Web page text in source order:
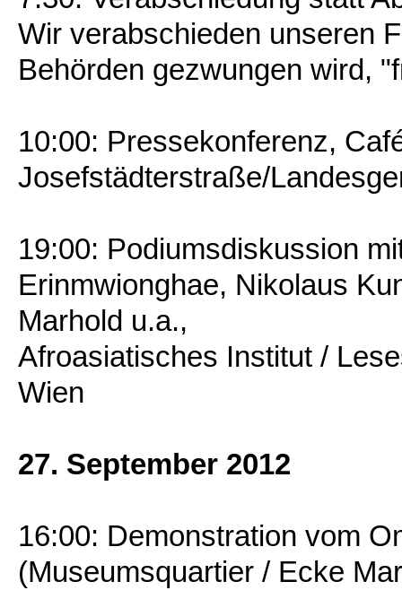
Wir verabschieden unseren
Behörden gezwungen wird,
10:00: Pressekonferenz,
Josefstädterstraße/
19:00: Podiumsdiskussion
Erinmwionghae, Nikolaus
Marhold u.a.,
Afroasiatisches Institut /
Wien
27. September 2012
16:00: Demonstration vom
(Museumsquartier / Ecke